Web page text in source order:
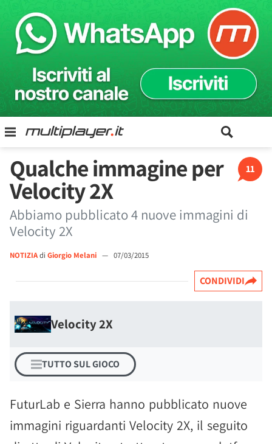
11
Qualche immagine per
Velocity 2X
Abbiamo pubblicato 4 nuove immagini di
Velocity 2X
NOTIZIAdi Giorgio Melani — 07/03/2015
CONDIVIDI
Velocity 2X
TUTTO SUL GIOCO
FuturLab e Sierra hanno pubblicato nuove
immagini riguardanti Velocity 2X, il seguito